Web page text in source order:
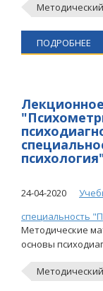
ПОДРОБНЕЕ
24-04-2020
специальность
Методические
основы